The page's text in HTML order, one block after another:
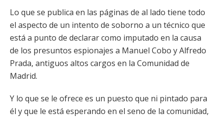
Lo que se publica en las páginas de al lado tiene todo
el aspecto de un intento de soborno a un técnico que
está a punto de declarar como imputado en la causa
de los presuntos espionajes a Manuel Cobo y Alfredo
Prada, antiguos altos cargos en la Comunidad de
Madrid.
Y lo que se le ofrece es un puesto que ni pintado para
él y que le está esperando en el seno de la comunidad,